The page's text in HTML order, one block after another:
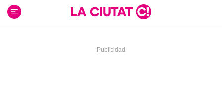
contenido